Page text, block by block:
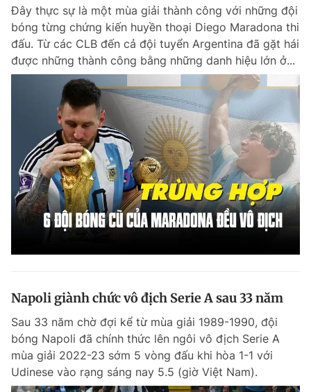
Đọc Thanh Niên trên điện thoại
Theo dõi báo trên
Hotline
0906 645 777
Liên hệ quảng cáo
0908 780 404
Đặt báo Quảng cáo RSS Tòa soạn Chính sách bảo
Tổng thư ký tòa soạn: Đức Trung
Giấy phép xuất bản số 110/GP - BTTTT cấp ngày 24.3.2020
© 2003-2026 Bản quyền thuộc về Báo Thanh Niên. Cấm sao chép
dưới mọi hình thức nếu không có sự chấp thuận bằng văn bản.
Phát triển bởi ePi Technologies, JSC.
Đây thực sự là một mùa giải thành công với những đội
bóng từng chứng kiến huyền thoại Diego Maradona thi
đấu. Từ các CLB đến cả đội tuyển Argentina đã gặt hái
được những thành công bằng những danh hiệu lớn ở...
Napoli giành chức vô địch Serie A sau 33 năm
Sau 33 năm chờ đợi kể từ mùa giải 1989-1990, đội
bóng Napoli đã chính thức lên ngôi vô địch Serie A
mùa giải 2022-23 sớm 5 vòng đấu khi hòa 1-1 với
Udinese vào rạng sáng nay 5.5 (giờ Việt Nam).